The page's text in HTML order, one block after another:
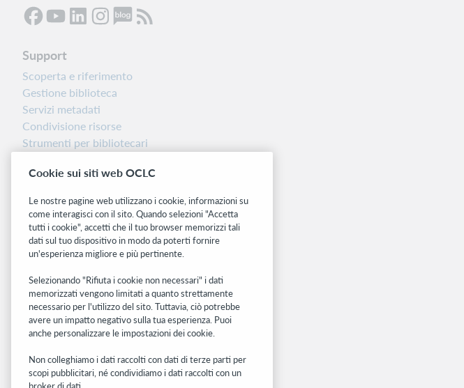
Support
Scoperta e riferimento
Gestione biblioteca
Servizi metadati
Condivisione risorse
Strumenti per bibliotecari
Dashboard di stato del sistema
Siti correlati
OCLC.org
BibFormats
Community
Ricerca
WebJunction
Rete sviluppatori
Ricevi gli ultimi aggiornamenti di prodotti,
Cookie sui siti web OCLC
Le nostre pagine web utilizzano i cookie, informazioni su
come interagisci con il sito. Quando selezioni "Accetta
tutti i cookie", accetti che il tuo browser memorizzi tali
dati sul tuo dispositivo in modo da poterti fornire
un'esperienza migliore e più pertinente.
Selezionando "Rifiuta i cookie non necessari" i dati
memorizzati vengono limitati a quanto strettamente
necessario per l'utilizzo del sito. Tuttavia, ciò potrebbe
avere un impatto negativo sulla tua esperienza. Puoi
anche personalizzare le impostazioni dei cookie.
Non colleghiamo i dati raccolti con dati di terze parti per
scopi pubblicitari, né condividiamo i dati raccolti con un